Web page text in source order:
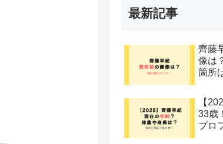
最新記事
齊藤
像は
箇所
【
33歳
プロ